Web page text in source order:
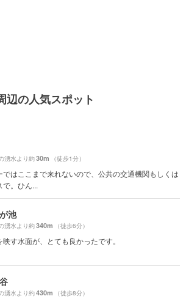
辺の人気スポット
湧水より約30m （徒歩1分）
ではここまで来れないので、公共の交通機関もしくは
で。ひん...
池
湧水より約340m （徒歩6分）
映す水面が、とても良かったです。
湧水より約430m （徒歩8分）